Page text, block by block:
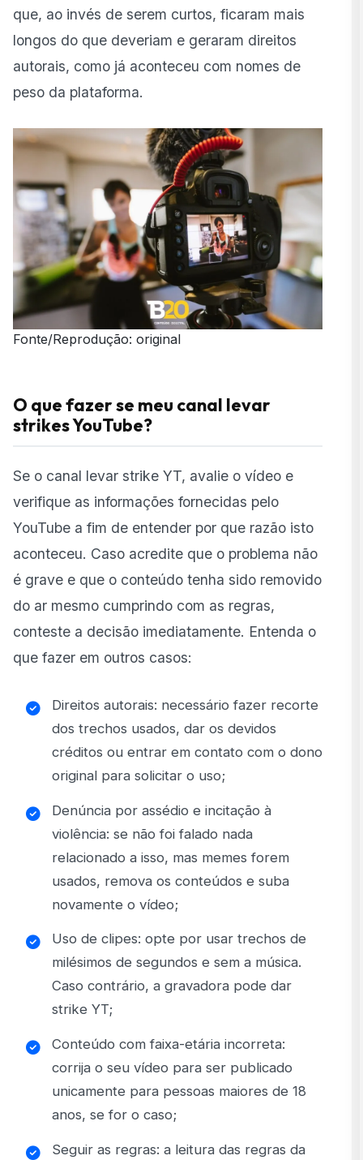
que, ao invés de serem curtos, ficaram mais
longos do que deveriam e geraram direitos
autorais, como já aconteceu com nomes de
peso da plataforma.
Fonte/Reprodução: original
O que fazer se meu canal levar
strikes YouTube?
Se o canal levar strike YT, avalie o vídeo e
verifique as informações fornecidas pelo
YouTube a fim de entender por que razão isto
aconteceu. Caso acredite que o problema não
é grave e que o conteúdo tenha sido removido
do ar mesmo cumprindo com as regras,
conteste a decisão imediatamente. Entenda o
que fazer em outros casos:
Direitos autorais: necessário fazer recorte
dos trechos usados, dar os devidos
créditos ou entrar em contato com o dono
original para solicitar o uso;
Denúncia por assédio e incitação à
violência: se não foi falado nada
relacionado a isso, mas memes forem
usados, remova os conteúdos e suba
novamente o vídeo;
Uso de clipes: opte por usar trechos de
milésimos de segundos e sem a música.
Caso contrário, a gravadora pode dar
strike YT;
Conteúdo com faixa-etária incorreta:
corrija o seu vídeo para ser publicado
unicamente para pessoas maiores de 18
anos, se for o caso;
Seguir as regras: a leitura das regras da